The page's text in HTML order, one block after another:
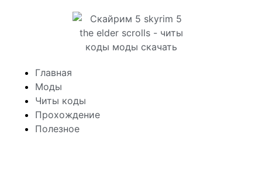
Главная
Моды
Читы коды
Прохождение
Полезное